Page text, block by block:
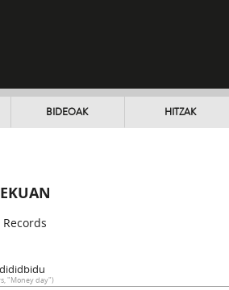
BIDEOAK HITZAK
"Money day")